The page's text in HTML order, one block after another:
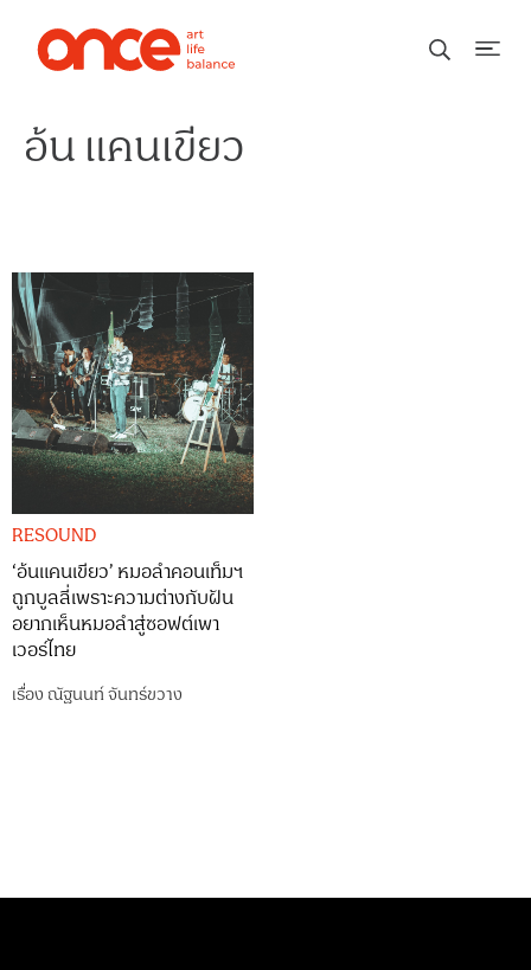
อ้น แคนเขียว
RESOUND
‘อ้นแคนเขียว’ หมอลำคอนเท็มฯ
ถูกบูลลี่เพราะความต่างกับฝัน
อยากเห็นหมอลำสู่ซอฟต์เพา
เวอร์ไทย
เรื่องณัฐนนท์ จันทร์ขวาง